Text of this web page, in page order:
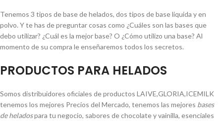
Tenemos 3 tipos de base de helados, dos tipos de base liquida y en
polvo. Y te has de preguntar cosas como ¿Cuáles son las bases que
debo utilizar? ¿Cuál es la mejor base? O ¿Cómo utilizo una base? Al
momento de su compra le enseñaremos todos los secretos.
PRODUCTOS PARA HELADOS
Somos distribuidores oficiales de productos LAIVE,GLORIA,ICEMILK
tenemos los mejores Precios del Mercado, tenemos las mejores bases
de heladospara tu negocio, sabores de chocolate y vainilla, esenciales